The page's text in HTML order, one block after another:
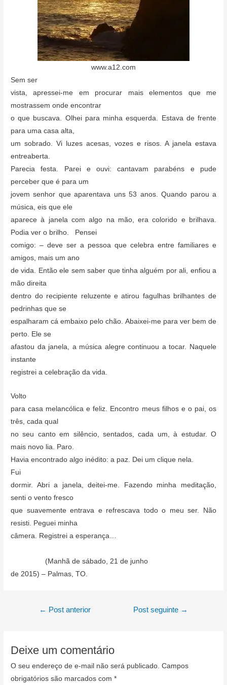
www.a12.com
Sem ser
vista, apressei-me em procurar mais elementos que me
mostrassem onde encontrar
o que buscava. Olhei para minha esquerda. Estava de frente
para uma casa alta,
um sobrado. Vi luzes acesas, vozes e risos. A janela estava
entreaberta.
Parecia festa. Parei e ouvi: cantavam parabéns e pude
perceber que é para um
jovem senhor que aparentava uns 53 anos. Quando parou a
música, eis que ele
aparece à janela com algo na mão, era colorido e brilhava.
Podia ver o brilho. Pensei
comigo: – deve ser a pessoa que celebra entre familiares e
amigos, mais um ano
de vida. Então ele sem saber que tinha alguém por ali, enfiou a
mão direita
dentro do recipiente reluzente e atirou fagulhas brilhantes de
pedrinhas que se
espalharam cá embaixo pelo chão. Abaixei-me para ver bem de
perto. Ele se
afastou da janela, a música alegre continuou a tocar. Naquele
instante
registrei a celebração da vida.
Volto
para casa melancólica e feliz. Encontro meus filhos e o pai, os
três, cada qual
no seu canto em silêncio, sentados, cada um, à estudar. O
mais novo lia. Paro.
Havia encontrado algo inédito: a paz. Dei um clique nela.
Fui
dormir. Abri a janela, deitei-me. Fazendo minha meditação,
senti o vento fresco
que suavemente entrava e refrescava todo o meu ser. Não
resisti. Peguei minha
câmera. Registrei a esperança…
(Manhã de sábado, 21 de junho
de 2015) – Palmas, TO.
Navegação
← Post anterior Post seguinte →
Deixe um comentário
O seu endereço de e-mail não será publicado. Campos
obrigatórios são marcados com*